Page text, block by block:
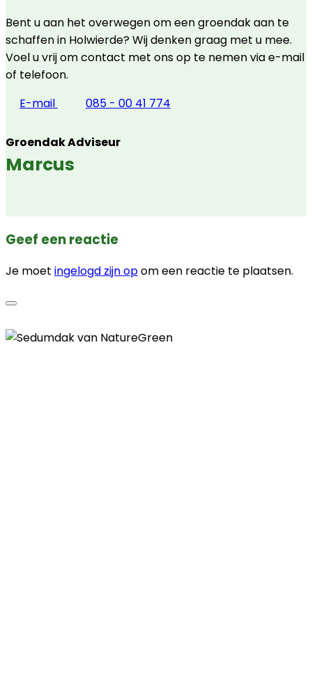
Bent u aan het overwegen om een groendak aan te
schaffen in Holwierde? Wij denken graag met u mee.
Voel u vrij om contact met ons op te nemen via e-mail
of telefoon.
E-mail
085 - 00 41 774
Groendak Adviseur
Marcus
Geef een reactie
Je moet ingelogd zijn opom een reactie te plaatsen.